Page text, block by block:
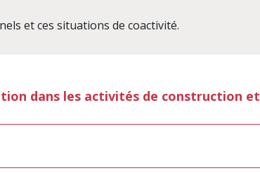
et ces situations de coactivité.
dans les activités de construction et